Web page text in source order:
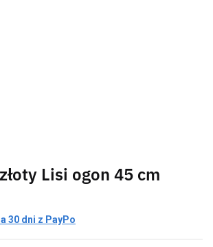
Lisi ogon 45 cm
30 dni z PayPo